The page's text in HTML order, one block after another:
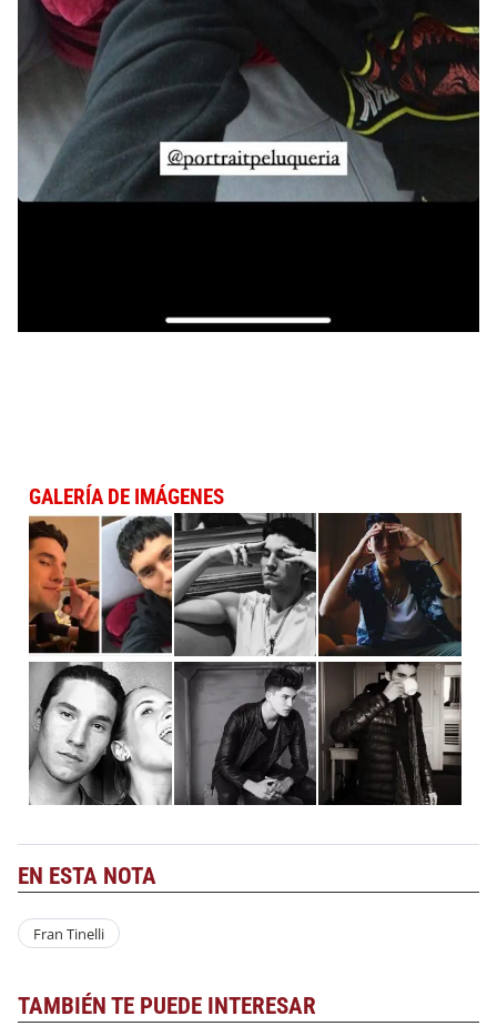
GALERÍA DE IMÁGENES
EN ESTA NOTA
Fran Tinelli
TAMBIÉN TE PUEDE INTERESAR